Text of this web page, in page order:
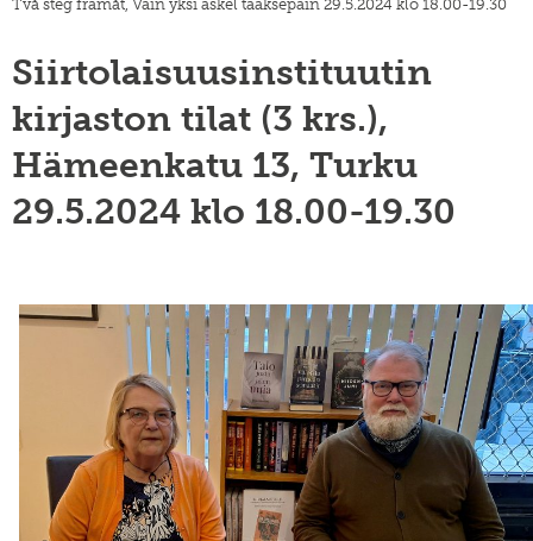
muuttoliike
yearbook
of
population
research
siirtolaisuusinstituutin
näyttely
verkkokauppa
henkilöstö
apurahat
meille
töihin
SWE
Två steg framåt, Vain yksi askel taaksepäin 29.5.2024 klo 18.00-19.30
Siirtolaisuusinstituutin
kirjaston tilat (3 krs.),
Hämeenkatu 13, Turku
29.5.2024 klo 18.00-19.30